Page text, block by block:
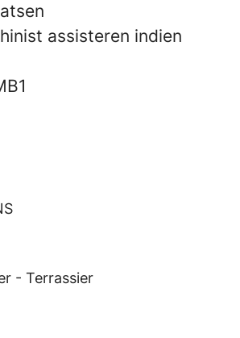
assisteren indien
- Terrassier